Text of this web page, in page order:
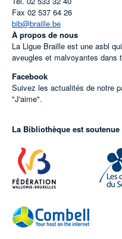
Fax 02 537 64 26
bib@braille.be
À propos de nous
La Ligue Braille est une asbl
aveugles et malvoyantes dans
Facebook
Suivez les actualités de notre
"J'aime".
La Bibliothèque est soutenue